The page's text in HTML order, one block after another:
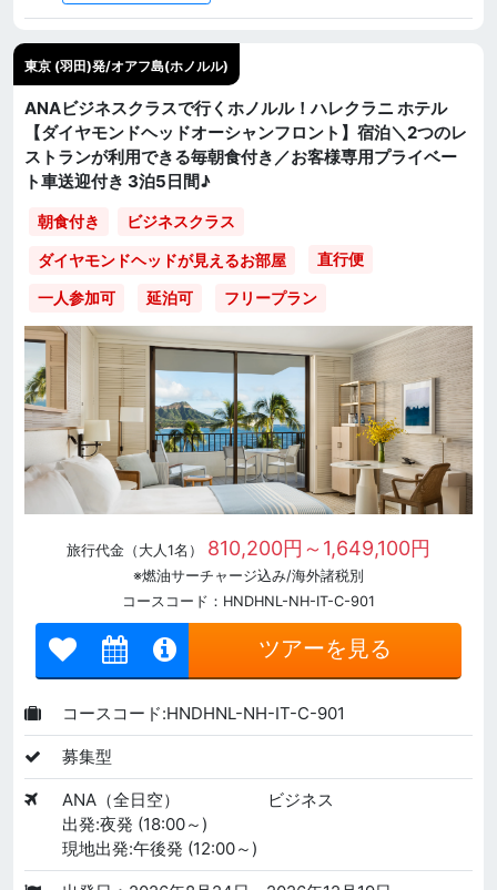
東京 (羽田)発/オアフ島(ホノルル)
ANAビジネスクラスで行くホノルル！ハレクラニ ホテル
【ダイヤモンドヘッドオーシャンフロント】宿泊＼2つのレ
ストランが利用できる毎朝食付き／お客様専用プライベー
ト車送迎付き 3泊5日間♪
朝食付き ビジネスクラス
ダイヤモンドヘッドが見えるお部屋 直行便
一人参加可 延泊可 フリープラン
旅行代金（大人1名） 810,200円～1,649,100円
※燃油サーチャージ込み/海外諸税別
コースコード：HNDHNL-NH-IT-C-901
ツアーを見る
コースコード:HNDHNL-NH-IT-C-901
募集型
ANA（全日空）
ビジネス
出発:夜発 (18:00～)
現地出発:午後発 (12:00～)